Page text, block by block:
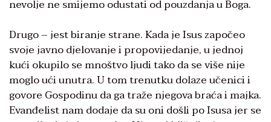
nevolje ne smijemo odustati od pouzdanja u Boga.
Drugo – jest biranje strane. Kada je Isus započeo
svoje javno djelovanje i propovijedanje, u jednoj
kući okupilo se mnoštvo ljudi tako da se više nije
moglo ući unutra. U tom trenutku dolaze učenici i
govore Gospodinu da ga traže njegova braća i majka.
Evanđelist nam dodaje da su oni došli po Isusa jer se